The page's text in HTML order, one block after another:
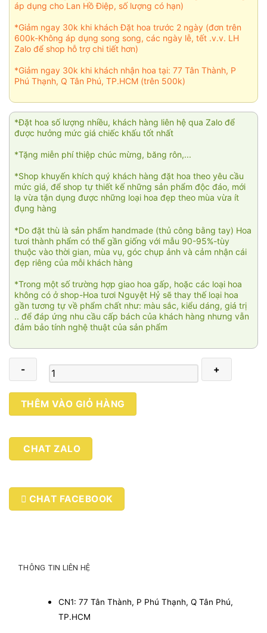
áp dụng cho Lan Hồ Điệp, số lượng có hạn)
*Giảm ngay 30k khi khách Đặt hoa trước 2 ngày (đơn trên
600k-Không áp dụng song song, các ngày lễ, tết .v.v. LH
Zalo để shop hỗ trợ chi tiết hơn)
*Giảm ngay 30k khi khách nhận hoa tại: 77 Tân Thành, P
Phú Thạnh, Q Tân Phú, TP.HCM (trên 500k)
*Đặt hoa số lượng nhiều, khách hàng liên hệ qua Zalo để
được hưởng mức giá chiếc khấu tốt nhất
*Tặng miễn phí thiệp chúc mừng, băng rôn,...
*Shop khuyến khích quý khách hàng đặt hoa theo yêu cầu
mức giá, để shop tự thiết kế những sản phẩm độc đáo, mới
lạ vừa tận dụng được những loại hoa đẹp theo mùa vừa ít
đụng hàng
*Do đặt thù là sản phẩm handmade (thủ công bằng tay) Hoa
tươi thành phẩm có thể gần giống với mẫu 90-95%-tùy
thuộc vào thời gian, mùa vụ, góc chụp ảnh và cảm nhận cái
đẹp riêng của mỗi khách hàng
*Trong một số trường hợp giao hoa gấp, hoặc các loại hoa
không có ở shop-Hoa tươi Nguyệt Hỷ sẽ thay thế loại hoa
gần tương tự về phẩm chất như: màu sắc, kiểu dáng, giá trị
.. để đáp ứng nhu cầu cấp bách của khách hàng nhưng vẫn
đảm bảo tính nghệ thuật của sản phẩm
Phong
lan
Gòn
002
THÊM VÀO GIỎ HÀNG
CHAT ZALO
CHAT FACEBOOK
THÔNG TIN LIÊN HỆ
CN1: 77 Tân Thành, P Phú Thạnh, Q Tân Phú,
TP.HCM